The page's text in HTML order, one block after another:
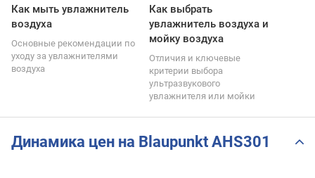
Как мыть увлажнитель
воздуха
Основные рекомендации по
уходу за увлажнителями
воздуха
Как выбрать
увлажнитель воздуха и
мойку воздуха
Отличия и ключевые
критерии выбора
ультразвукового
увлажнителя или мойки
Динамика цен на Blaupunkt AHS301